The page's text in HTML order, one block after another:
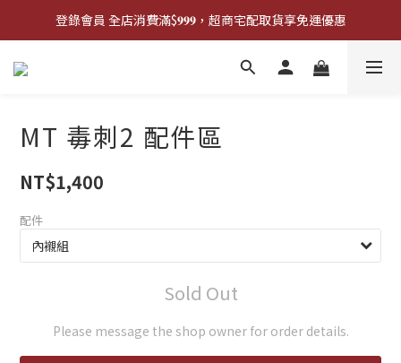
登錄會員 全店消費滿$𝟗𝟗𝟗，超商宅配取貨享免運優惠
登錄會員 全店消費滿$𝟗𝟗𝟗，超商宅配取貨享免運優惠
歡迎來門市試戴尺寸
登錄會員 全店消費滿$𝟗𝟗𝟗，超商宅配取貨享免運優惠
MT 毒刺2 配件區
NT$1,400
配件
Sold Out
Please message the shop owner for order details.